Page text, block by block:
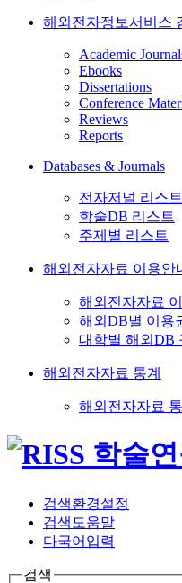
해외전자정보서비스
Academic
Ebooks
Dissertations
Conference
Reviews
Reports
Databases & Journals
전자저널 리스트
학술DB 리스트
주제별 리스트
해외전자자료 이용안
해외전자자료
해외DB별 이용
대학별 해외DB
해외전자자료 통계
해외전자자료 통
검색환경설정
검색도움말
다국어입력
검색